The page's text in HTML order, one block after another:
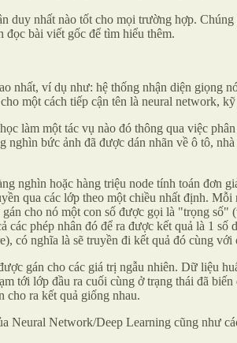
duy nhất nào tốt cho mọi trường hợp.
bài viết gốc để tìm hiểu thêm.
nhất, ví dụ như: hệ thống nhận diện
một cách tiếp cận tên là neural network,
làm một tác vụ nào đó thông qua việc
bức ảnh đã được dán nhãn về ô tô,
nghìn hoặc hàng triệu node tính toán đơn
qua các lớp theo một chiều nhất định.
cho nó một con số được gọi là "trọng
các phép nhân đó để ra được kết quả là 1
có nghĩa là sẽ truyền đi kết quả đó cùng với
gán cho các giá trị ngẫu nhiên. Dữ liệu
tới lớp đầu ra cuối cùng ở trạng thái đã
cho ra kết quả giống nhau.
Neural Network/Deep Learning cũng như